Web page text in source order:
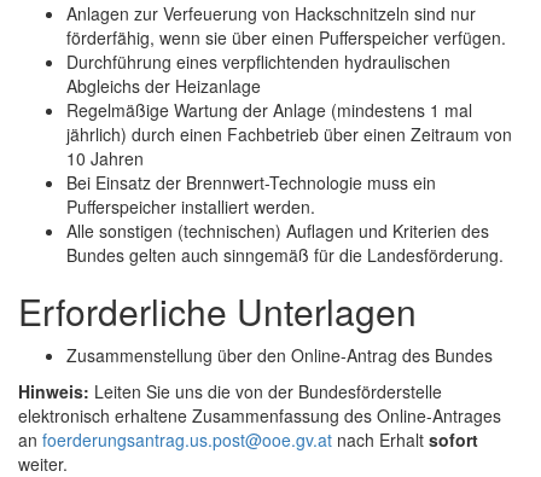
Anlagen zur Verfeuerung von Hackschnitzeln sind nur
förderfähig, wenn sie über einen Pufferspeicher verfügen.
Durchführung eines verpflichtenden hydraulischen
Abgleichs der Heizanlage
Regelmäßige Wartung der Anlage (mindestens 1 mal
jährlich) durch einen Fachbetrieb über einen Zeitraum von
10 Jahren
Bei Einsatz der Brennwert-Technologie muss ein
Pufferspeicher installiert werden.
Alle sonstigen (technischen) Auflagen und Kriterien des
Bundes gelten auch sinngemäß für die Landesförderung.
Erforderliche Unterlagen
Zusammenstellung über den Online-Antrag des Bundes
Hinweis: Leiten Sie uns die von der Bundesförderstelle
elektronisch erhaltene Zusammenfassung des Online-Antrages
an foerderungsantrag.us.post@ooe.gv.at nach Erhalt sofort
weiter.